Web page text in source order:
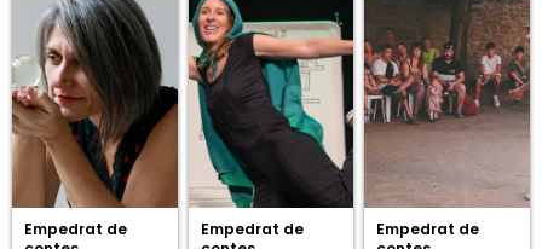
Empedrat de
Empedrat de
Empedrat de